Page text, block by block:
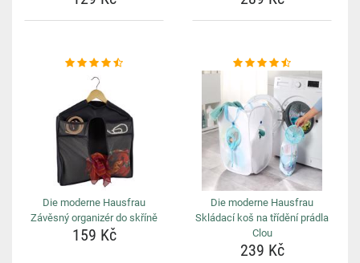
Die moderne Hausfrau
Závěsný organizér do skříně
159 Kč
Die moderne Hausfrau
Skládací koš na třídění prádla
Clou
239 Kč